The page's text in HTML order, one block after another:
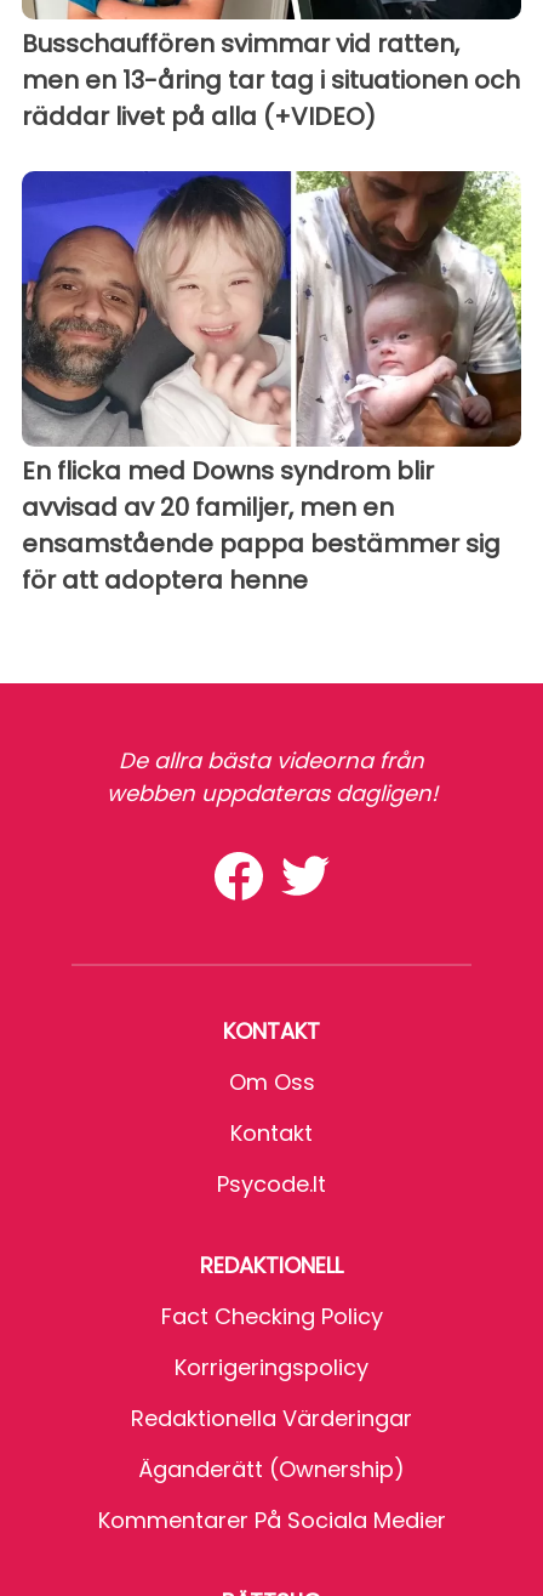
Busschauffören svimmar vid ratten,
men en 13-åring tar tag i situationen och
räddar livet på alla (+VIDEO)
En flicka med Downs syndrom blir
avvisad av 20 familjer, men en
ensamstående pappa bestämmer sig
för att adoptera henne
De allra bästa videorna från
webben uppdateras dagligen!
KONTAKT
Om Oss
Kontakt
Psycode.it
REDAKTIONELL
Fact Checking Policy
Korrigeringspolicy
Redaktionella Värderingar
Äganderätt (Ownership)
Kommentarer På Sociala Medier